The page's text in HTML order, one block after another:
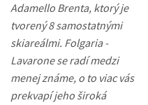
Adamello Brenta, ktorý je
tvorený 8 samostatnými
skiareálmi. Folgaria -
Lavarone se radí medzi
menej známe, o to viac vás
prekvapí jeho široká